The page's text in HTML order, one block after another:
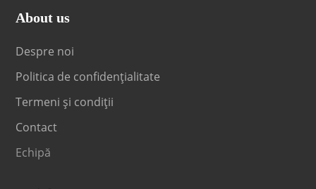
About us
Despre noi
Politica de confidențialitate
Termeni și condiții
Contact
Echipă